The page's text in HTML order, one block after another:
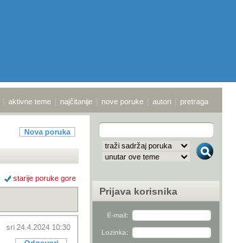
| aktivne teme | najčitanije | nove poruke | autori | pretraga
Nova poruka
starije poruke gore
sri 24.4.2024 10:30
Prijava korisnika
E-mail:
Lozinka: